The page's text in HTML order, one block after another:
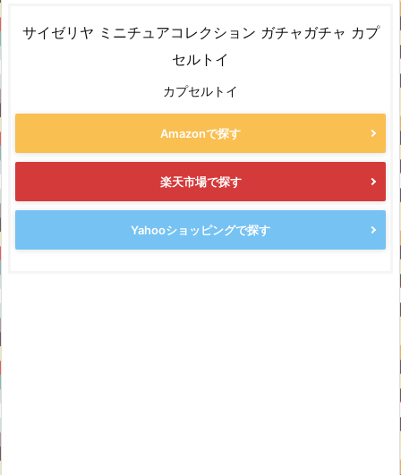
サイゼリヤ ミニチュアコレクション ガチャガチャ カプ
セルトイ
カプセルトイ
Amazonで探す
楽天市場で探す
Yahooショッピングで探す